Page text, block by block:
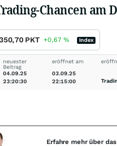
Chancen am
PKT +0,67 % Index
neuester
Beitrag
04.09.25
23:20:30
eröffnet am
03.09.25
22:15:00
Erfahre mehr über